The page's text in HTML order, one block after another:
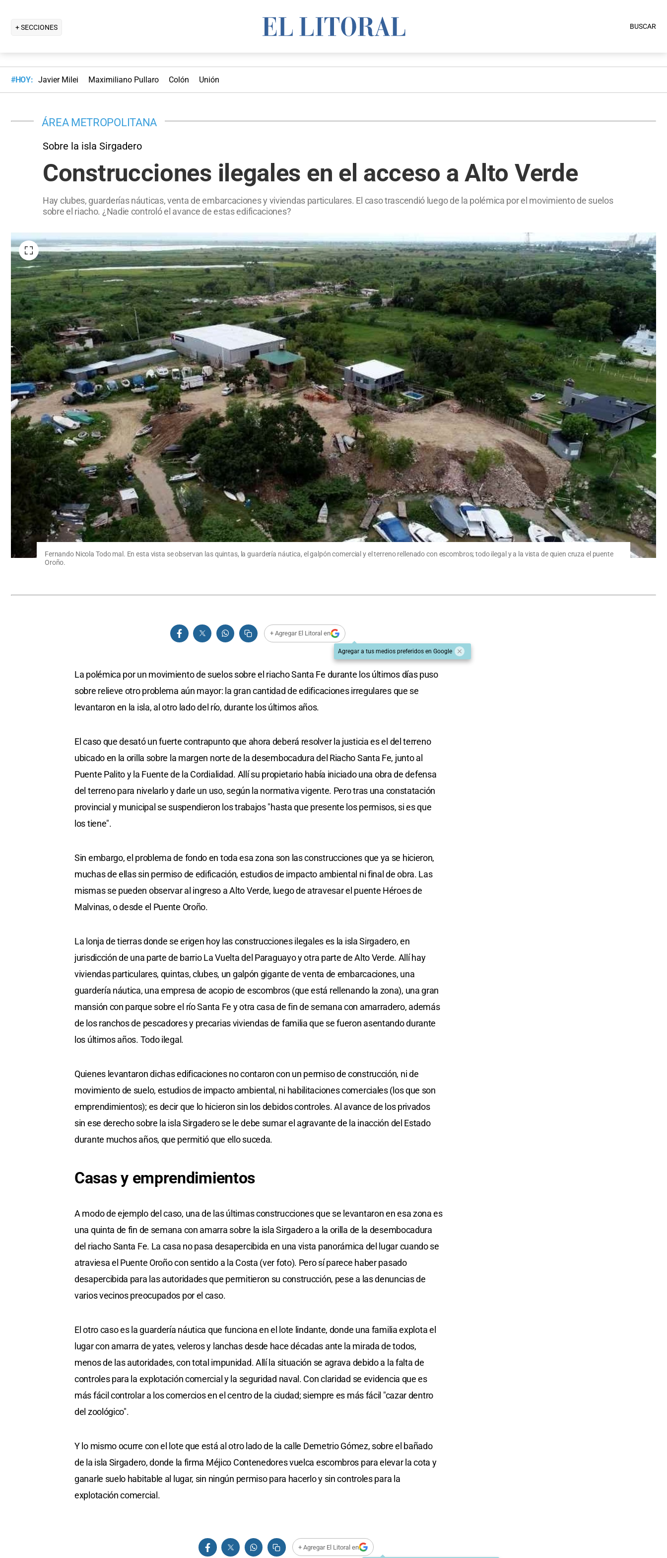
+ SECCIONES BUSCAR
#HOY: Javier Milei Maximiliano Pullaro Colón Unión
ÁREA METROPOLITANA
Sobre la isla Sirgadero
Construcciones ilegales en el acceso a Alto Verde
Hay clubes, guarderías náuticas, venta de embarcaciones y viviendas particulares. El caso trascendió luego de la polémica por el movimiento de suelos
sobre el riacho. ¿Nadie controló el avance de estas edificaciones?
Fernando Nicola Todo mal. En esta vista se observan las quintas, la guardería náutica, el galpón comercial y el terreno rellenado con escombros; todo ilegal y a la vista de quien cruza el puente
Oroño.
+ Agregar El Litoral en
Agregar a tus medios preferidos en Google
La polémica por un movimiento de suelos sobre el riacho Santa Fe durante los últimos días puso
sobre relieve otro problema aún mayor: la gran cantidad de edificaciones irregulares que se
levantaron en la isla, al otro lado del río, durante los últimos años.
El caso que desató un fuerte contrapunto que ahora deberá resolver la justicia es el del terreno
ubicado en la orilla sobre la margen norte de la desembocadura del Riacho Santa Fe, junto al
Puente Palito y la Fuente de la Cordialidad. Allí su propietario había iniciado una obra de defensa
del terreno para nivelarlo y darle un uso, según la normativa vigente. Pero tras una constatación
provincial y municipal se suspendieron los trabajos "hasta que presente los permisos, si es que
los tiene".
Sin embargo, el problema de fondo en toda esa zona son las construcciones que ya se hicieron,
muchas de ellas sin permiso de edificación, estudios de impacto ambiental ni final de obra. Las
mismas se pueden observar al ingreso a Alto Verde, luego de atravesar el puente Héroes de
Malvinas, o desde el Puente Oroño.
La lonja de tierras donde se erigen hoy las construcciones ilegales es la isla Sirgadero, en
jurisdicción de una parte de barrio La Vuelta del Paraguayo y otra parte de Alto Verde. Allí hay
viviendas particulares, quintas, clubes, un galpón gigante de venta de embarcaciones, una
guardería náutica, una empresa de acopio de escombros (que está rellenando la zona), una gran
mansión con parque sobre el río Santa Fe y otra casa de fin de semana con amarradero, además
de los ranchos de pescadores y precarias viviendas de familia que se fueron asentando durante
los últimos años. Todo ilegal.
Quienes levantaron dichas edificaciones no contaron con un permiso de construcción, ni de
movimiento de suelo, estudios de impacto ambiental, ni habilitaciones comerciales (los que son
emprendimientos); es decir que lo hicieron sin los debidos controles. Al avance de los privados
sin ese derecho sobre la isla Sirgadero se le debe sumar el agravante de la inacción del Estado
durante muchos años, que permitió que ello suceda.
Casas y emprendimientos
A modo de ejemplo del caso, una de las últimas construcciones que se levantaron en esa zona es
una quinta de fin de semana con amarra sobre la isla Sirgadero a la orilla de la desembocadura
del riacho Santa Fe. La casa no pasa desapercibida en una vista panorámica del lugar cuando se
atraviesa el Puente Oroño con sentido a la Costa (ver foto). Pero sí parece haber pasado
desapercibida para las autoridades que permitieron su construcción, pese a las denuncias de
varios vecinos preocupados por el caso.
El otro caso es la guardería náutica que funciona en el lote lindante, donde una familia explota el
lugar con amarra de yates, veleros y lanchas desde hace décadas ante la mirada de todos,
menos de las autoridades, con total impunidad. Allí la situación se agrava debido a la falta de
controles para la explotación comercial y la seguridad naval. Con claridad se evidencia que es
más fácil controlar a los comercios en el centro de la ciudad; siempre es más fácil "cazar dentro
del zoológico".
Y lo mismo ocurre con el lote que está al otro lado de la calle Demetrio Gómez, sobre el bañado
de la isla Sirgadero, donde la firma Méjico Contenedores vuelca escombros para elevar la cota y
ganarle suelo habitable al lugar, sin ningún permiso para hacerlo y sin controles para la
explotación comercial.
+ Agregar El Litoral en